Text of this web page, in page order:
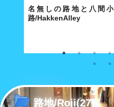
名無しの路地と八間小
路/HakkenAlley
奥深い路地の真ん中に大きな空
路地/Roji(27)